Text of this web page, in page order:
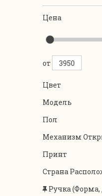
Цена
от
Цвет
Модель
Пол
Механизм
Принт
Страна
Ручка